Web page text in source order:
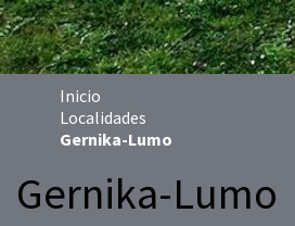
Inicio
Localidades
Gernika-Lumo
Gernika-Lumo